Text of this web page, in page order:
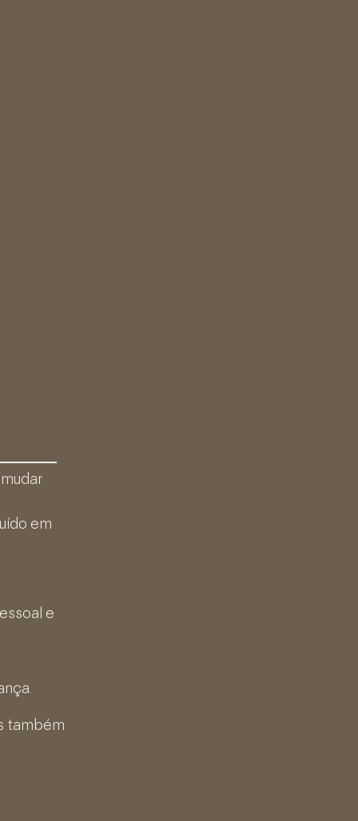
em
e
também